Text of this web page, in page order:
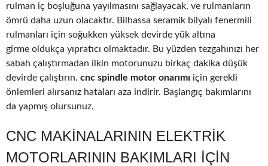
rulman iç boşluğuna yayılmasını sağlayacak, ve rulmanların
ömrü daha uzun olacaktır. Bilhassa seramik bilyalı fenermili
rulmanları için soğukken yüksek devirde yük altına
girme oldukça yıpratıcı olmaktadır. Bu yüzden tezgahınızı her
sabah çalıştırmadan ilkin motorunuzu birkaç dakika düşük
devirde çalıştırın. cnc spindle motor onarımı için gerekli
önlemleri alırsanız hataları aza indirir. Başlangıç bakımlarını
da yapmış olursunuz.
CNC MAKINALARININ ELEKTRIK
MOTORLARININ BAKIMLARI IÇIN